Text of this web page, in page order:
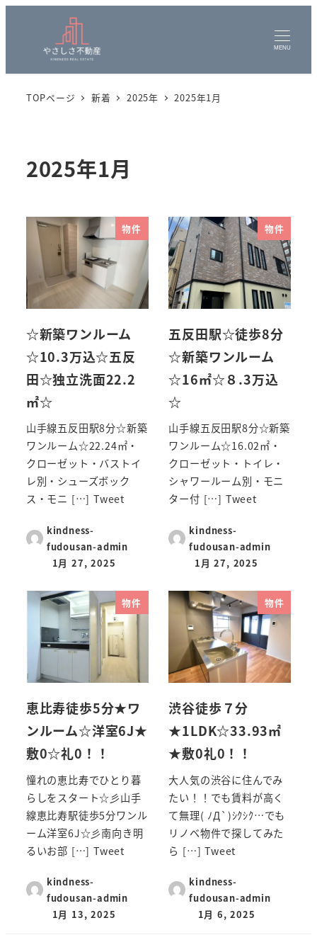
MENU
TOPページ 新着 2025年 2025年1月
2025年1月
物件
☆新築ワンルーム
☆10.3万込☆五反
田☆独立洗面22.2
㎡☆
山手線五反田駅8分☆新築
ワンルーム☆22.24㎡・
クローゼット・バストイ
レ別・シューズボック
ス・モニ […] Tweet
kindness-
fudousan-admin
1月 27, 2025
物件
五反田駅☆徒歩8分
☆新築ワンルーム
☆16㎡☆８.3万込
☆
山手線五反田駅8分☆新築
ワンルーム☆16.02㎡・
クローゼット・トイレ・
シャワールーム別・モニ
ター付 […] Tweet
kindness-
fudousan-admin
1月 27, 2025
物件
恵比寿徒歩5分★ワ
ンルーム☆洋室6J★
敷0☆礼0！！
憧れの恵比寿でひとり暮
らしをスタート☆彡山手
線恵比寿駅徒歩5分ワンル
ーム洋室6J☆彡南向き明
るいお部 […] Tweet
kindness-
fudousan-admin
1月 13, 2025
物件
渋谷徒歩７分
★1LDK☆33.93㎡
★敷0礼0！！
大人気の渋谷に住んでみ
たい！！でも賃料が高く
て無理( ﾉД`)ｼｸｼｸ…でも
リノベ物件で探してみた
ら […] Tweet
kindness-
fudousan-admin
1月 6, 2025